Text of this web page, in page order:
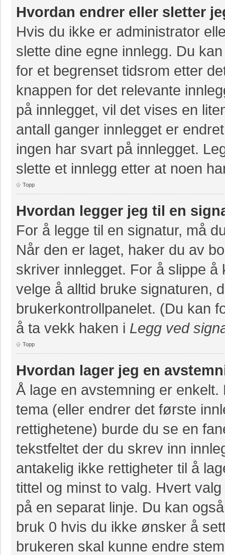
Hvordan endrer eller sletter
Hvis du ikke er administrator
slette dine egne innlegg. Du
for et begrenset tidsrom etter
knappen for det relevante
på innlegget, vil det vises en
antall ganger innlegget er
ingen har svart på innlegget.
slette et innlegg etter at noen
Topp
Hvordan legger jeg til en
For å legge til en signatur, må
Når den er laget, haker du av
skriver innlegget. For å slippe
velge å alltid bruke signaturen,
brukerkontrollpanelet. (Du kan
å ta vekk haken i Legg ved
Topp
Hvordan lager jeg en
Å lage en avstemning er
tema (eller endrer det første
rettighetene) burde du se en
tekstfeltet der du skrev inn
antakelig ikke rettigheter til å
tittel og minst to valg. Hvert
på en separat linje. Du kan
bruk 0 hvis du ikke ønsker å
brukeren skal kunne endre